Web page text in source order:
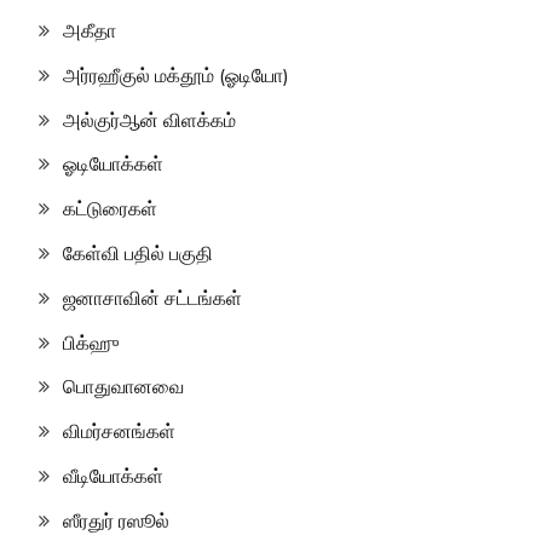
அகீதா
அர்ரஹீகுல் மக்தூம் (ஓடியோ)
அல்குர்ஆன் விளக்கம்
ஓடியோக்கள்
கட்டுரைகள்
கேள்வி பதில் பகுதி
ஜனாசாவின் சட்டங்கள்
பிக்ஹு
பொதுவானவை
விமர்சனங்கள்
வீடியோக்கள்
ஸீரதுர் ரஸூல்